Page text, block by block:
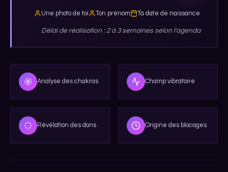
Une photo de toi Ton prénom Ta date de naissance
Délai de réalisation : 2 à 3 semaines selon l'agenda
Analyse des chakras Champ vibratoire
Révélation des dons Origine des blocages